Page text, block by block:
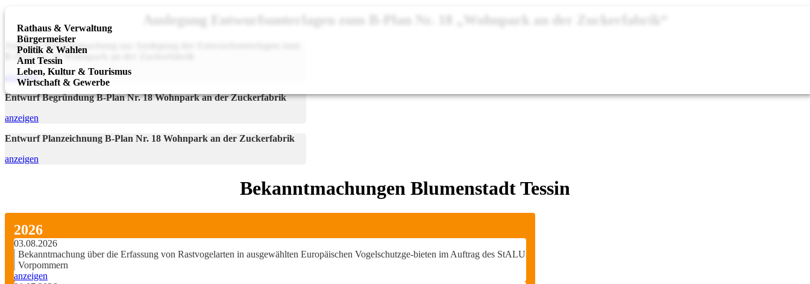
Rathaus & Verwaltung
Bürgermeister
Politik & Wahlen
Amt Tessin
Leben, Kultur & Tourismus
Wirtschaft & Gewerbe
Auslegung Entwurfsunterlagen zum B-Plan Nr. 18 „Wohnpark an der Zuckerfabrik“
Amtliche Bekanntmachung zur Auslegung der Entwurfsunterlagen zum
B-Plan Nr. 18 Wohnpark an der Zuckerfabrik
anzeigen
Entwurf Begründung B-Plan Nr. 18 Wohnpark an der Zuckerfabrik
anzeigen
Entwurf Planzeichnung B-Plan Nr. 18 Wohnpark an der Zuckerfabrik
anzeigen
Bekanntmachungen Blumenstadt Tessin
2026
03.08.2026
Bekanntmachung über die Erfassung von Rastvogelarten in ausgewählten Europäischen Vogelschutzge-bieten im Auftrag des StALU
Vorpommern
anzeigen